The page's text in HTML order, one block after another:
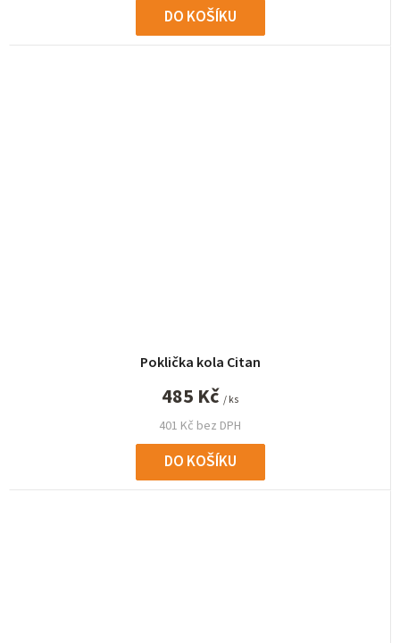
DO KOŠÍKU
Poklička kola Citan
401 Kč bez DPH
485 Kč / ks
DO KOŠÍKU